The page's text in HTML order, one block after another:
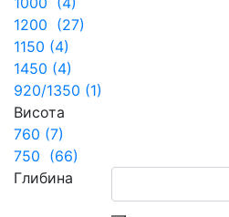
1200 (27)
1150 (4)
1450 (4)
920/1350 (1)
Висота
760 (7)
750 (66)
Глибина